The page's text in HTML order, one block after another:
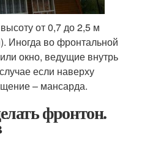
от 0,7 до 2,5 м
Иногда во фронтальной
окно, ведущие внутрь
если наверху
– мансарда.
фронтон.